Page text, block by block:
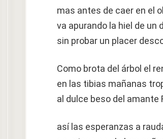
mas antes de caer en el
va apurando la hiel de un
sin probar un placer
Como brota del árbol el
en las tibias mañanas
al dulce beso del amante
así las esperanzas a